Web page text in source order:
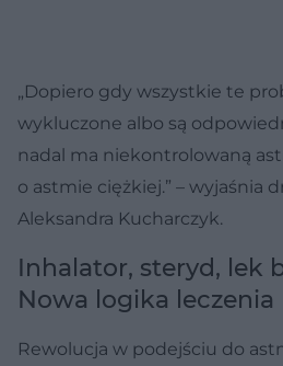
„Dopiero gdy wszystkie te
wykluczone albo są
nadal ma niekontrolowaną
o astmie ciężkiej.” – wyjaśnia
Aleksandra Kucharczyk.
Inhalator, steryd, lek
Nowa logika leczenia
Rewolucja w podejściu do